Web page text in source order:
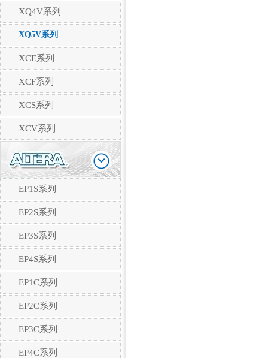
XQ4V系列
XQ5V系列
XCE系列
XCF系列
XCS系列
XCV系列
EP1S系列
EP2S系列
EP3S系列
EP4S系列
EP1C系列
EP2C系列
EP3C系列
EP4C系列